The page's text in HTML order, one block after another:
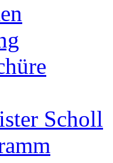
Scholl